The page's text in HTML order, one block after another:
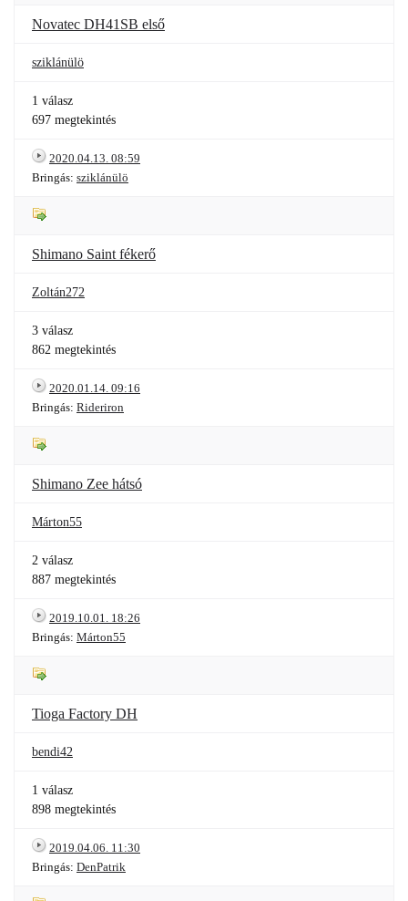
Novatec DH41SB első
sziklánülö
1 válasz
697 megtekintés
2020.04.13. 08:59
Bringás: sziklánülö
Shimano Saint fékerő
Zoltán272
3 válasz
862 megtekintés
2020.01.14. 09:16
Bringás: Rideriron
Shimano Zee hátsó
Márton55
2 válasz
887 megtekintés
2019.10.01. 18:26
Bringás: Márton55
Tioga Factory DH
bendi42
1 válasz
898 megtekintés
2019.04.06. 11:30
Bringás: DenPatrik